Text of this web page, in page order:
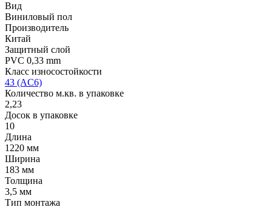
Вид
Виниловый пол
Производитель
Китай
Защитный слой
PVC 0,33 mm
Класс износостойкости
43 (AC6)
Количество м.кв. в упаковке
2,23
Досок в упаковке
10
Длина
1220 мм
Ширина
183 мм
Толщина
3,5 мм
Тип монтажа